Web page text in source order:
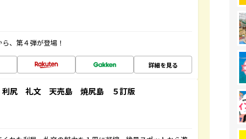
、第４弾が登場！
詳細を見る
尻 礼文 天売島 焼尻島 ５訂版